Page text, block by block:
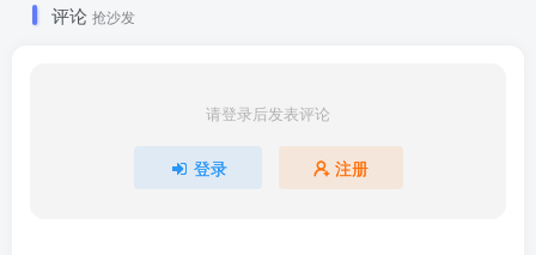
评论 抢沙发
请登录后发表评论
登录 注册